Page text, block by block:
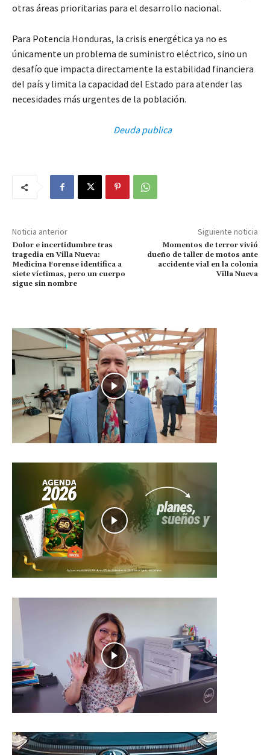
otras áreas prioritarias para el desarrollo nacional.
Para Potencia Honduras, la crisis energética ya no es
únicamente un problema de suministro eléctrico, sino un
desafío que impacta directamente la estabilidad financiera
del país y limita la capacidad del Estado para atender las
necesidades más urgentes de la población.
Deuda publica
Noticia anterior
Dolor e incertidumbre tras
tragedia en Villa Nueva:
Medicina Forense identifica a
siete víctimas, pero un cuerpo
sigue sin nombre
Siguiente noticia
Momentos de terror vivió
dueño de taller de motos ante
accidente vial en la colonia
Villa Nueva